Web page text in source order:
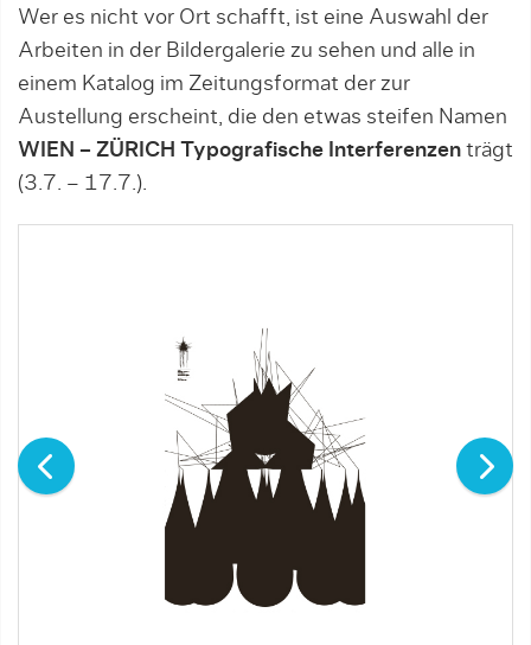
Wer es nicht vor Ort schafft, ist eine Auswahl der
Arbeiten in der Bildergalerie zu sehen und alle in
einem Katalog im Zeitungsformat der zur
Austellung erscheint, die den etwas steifen Namen
WIEN – ZÜRICH Typografische Interferenzen trägt
(3.7. – 17.7.).